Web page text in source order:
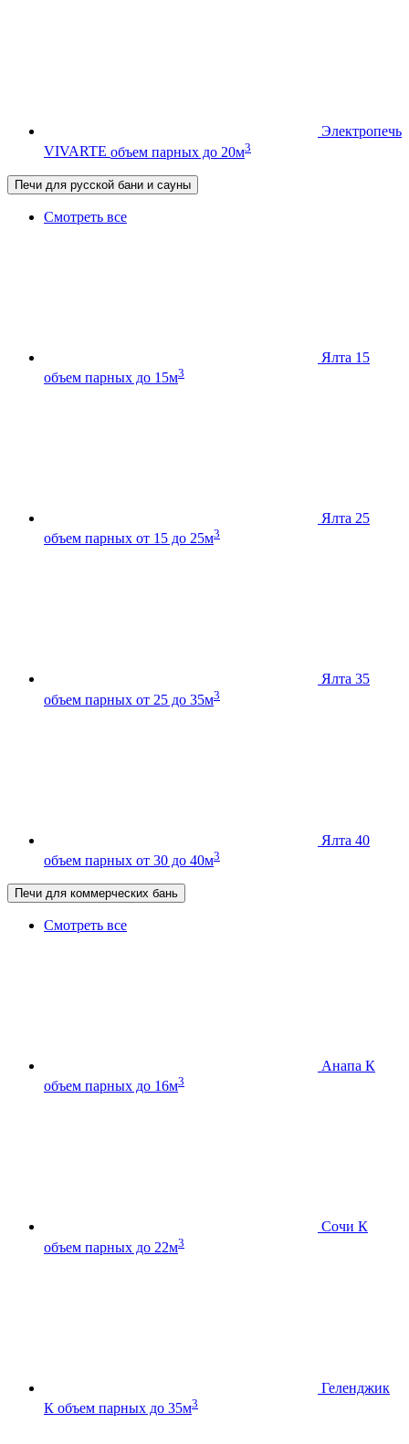
Электропечь
VIVARTE объем парных до 20м3
Печи для русской бани и сауны
Смотреть все
Ялта 15
объем парных до 15м3
Ялта 25
объем парных от 15 до 25м3
Ялта 35
объем парных от 25 до 35м3
Ялта 40
объем парных от 30 до 40м3
Печи для коммерческих бань
Смотреть все
Анапа К
объем парных до 16м3
Сочи К
объем парных до 22м3
Геленджик
К объем парных до 35м3